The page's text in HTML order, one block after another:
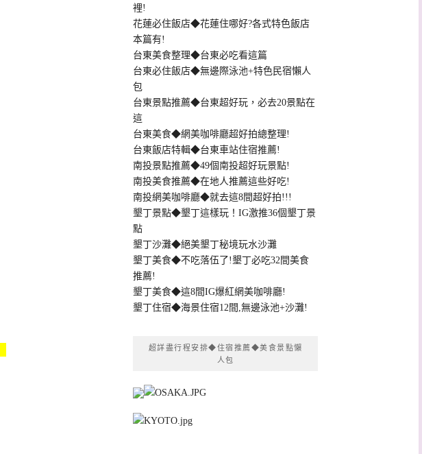
裡!
花蓮必住飯店◆花蓮住哪好?各式特色飯店
本篇有!
台東美食整理◆台東必吃看這篇
台東必住飯店◆無邊際泳池+特色民宿懶人
包
台東景點推薦◆台東超好玩，必去20景點在
這
台東美食◆網美咖啡廳超好拍總整理!
台東飯店特輯◆台東車站住宿推薦!
南投景點推薦◆49個南投超好玩景點!
南投美食推薦◆在地人推薦這些好吃!
南投網美咖啡廳◆就去這8間超好拍!!!
墾丁景點◆墾丁這樣玩！IG激推36個墾丁景
點
墾丁沙灘◆絕美墾丁秘境玩水沙灘
墾丁美食◆不吃落伍了!墾丁必吃32間美食
推薦!
墾丁美食◆這8間IG爆紅網美咖啡廳!
墾丁住宿◆海景住宿12間,無邊泳池+沙灘!
超詳盡行程安排◆住宿推薦◆美食景點懶
人包